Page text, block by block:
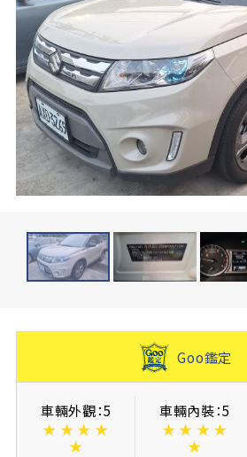
Goo鑑定
車輛外觀：5
★ ★ ★ ★
★
車輛內裝：5
★ ★ ★ ★
★